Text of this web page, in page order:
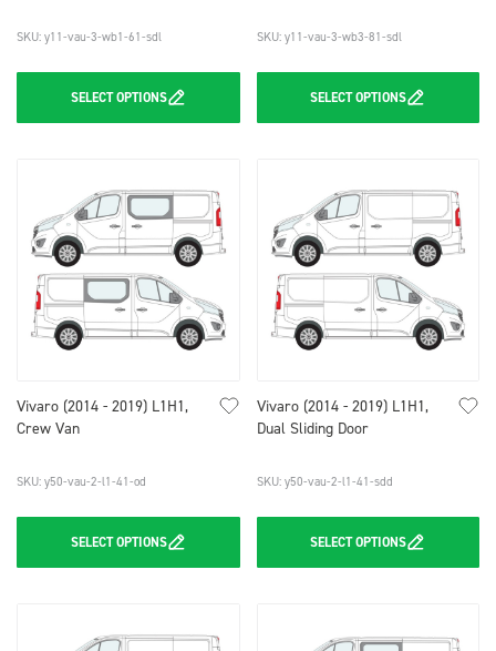
SKU: y11-vau-3-wb1-61-sdl
SELECTOPTIONS
SKU: y11-vau-3-wb3-81-sdl
SELECTOPTIONS
Vivaro (2014 - 2019) L1H1,
Crew Van
SKU: y50-vau-2-l1-41-od
SELECTOPTIONS
Vivaro (2014 - 2019) L1H1,
Dual Sliding Door
SKU: y50-vau-2-l1-41-sdd
SELECTOPTIONS